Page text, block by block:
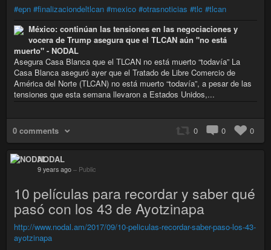
#epn #finalizaciondeltlcan #mexico #otrasnoticias #tlc #tlcan
México: continúan las tensiones en las negociaciones y
vocera de Trump asegura que el TLCAN aún "no está
muerto" - NODAL
​Asegura Casa Blanca que el TLCAN no está muerto “todavía” La
Casa Blanca aseguró ayer que el Tratado de Libre Comercio de
América del Norte (TLCAN) no está muerto “todavía”, a pesar de las
tensiones que esta semana llevaron a Estados Unidos,...
0 comments 0 0 0
NODAL
9 years ago – Public
10 películas para recordar y saber qué
pasó con los 43 de Ayotzinapa
http://www.nodal.am/2017/09/10-peliculas-recordar-saber-paso-los-43-
ayotzinapa